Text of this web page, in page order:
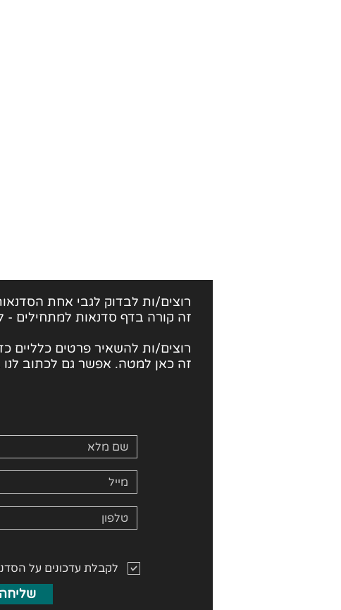
רוצים/ות לבדוק לגבי אחת
זה קורה בדף סדנאות למתחילים -
רוצים/ות להשאיר פרטים כלליים
זה כאן למטה. אפשר גם לכתוב לנו
לקבלת עדכונים על
שליחה